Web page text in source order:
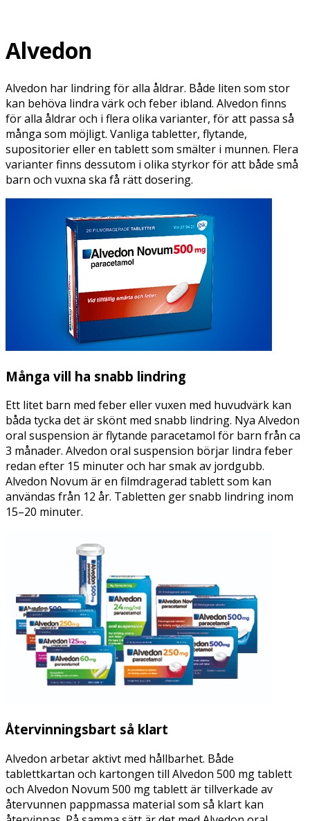
Alvedon
Alvedon har lindring för alla åldrar. Både liten som stor
kan behöva lindra värk och feber ibland. Alvedon finns
för alla åldrar och i flera olika varianter, för att passa så
många som möjligt. Vanliga tabletter, flytande,
supositorier eller en tablett som smälter i munnen. Flera
varianter finns dessutom i olika styrkor för att både små
barn och vuxna ska få rätt dosering.
Många vill ha snabb lindring
Ett litet barn med feber eller vuxen med huvudvärk kan
båda tycka det är skönt med snabb lindring. Nya Alvedon
oral suspension är flytande paracetamol för barn från ca
3 månader. Alvedon oral suspension börjar lindra feber
redan efter 15 minuter och har smak av jordgubb.
Alvedon Novum är en filmdragerad tablett som kan
användas från 12 år. Tabletten ger snabb lindring inom
15–20 minuter.
Återvinningsbart så klart
Alvedon arbetar aktivt med hållbarhet. Både
tablettkartan och kartongen till Alvedon 500 mg tablett
och Alvedon Novum 500 mg tablett är tillverkade av
återvunnen pappmassa material som så klart kan